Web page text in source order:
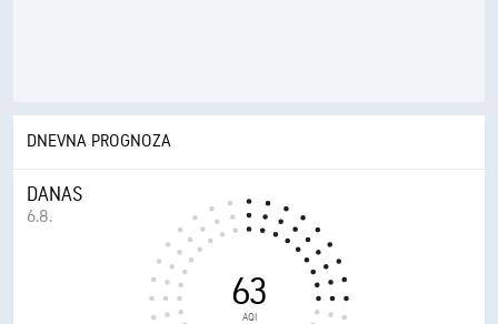
DNEVNA PROGNOZA
DANAS
6.8.
63
AQI